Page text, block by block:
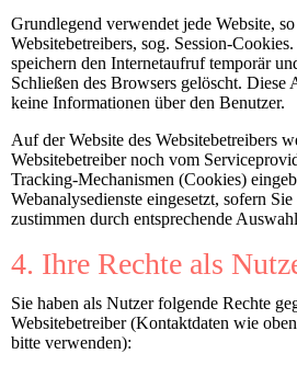
Grundlegend verwendet jede Website,
Websitebetreibers, sog. Session-
speichern den Internetaufruf temporär
Schließen des Browsers gelöscht. Diese
keine Informationen über den Benutzer.
Auf der Website des Websitebetreibers
Websitebetreiber noch vom
Tracking-Mechanismen (Cookies)
Webanalysedienste eingesetzt, sofern
zustimmen durch entsprechende
4. Ihre Rechte als
Sie haben als Nutzer folgende Rechte
Websitebetreiber (Kontaktdaten wie
bitte verwenden):